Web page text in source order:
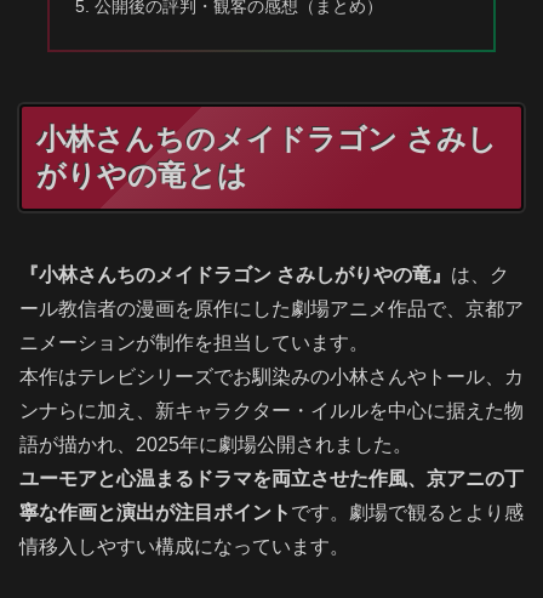
公開後の評判・観客の感想（まとめ）
小林さんちのメイドラゴン さみし
がりやの竜とは
『小林さんちのメイドラゴン さみしがりやの竜』 は、ク
ール教信者の漫画を原作にした劇場アニメ作品で、京都ア
ニメーションが制作を担当しています。
本作はテレビシリーズでお馴染みの小林さんやトール、カ
ンナらに加え、新キャラクター・イルルを中心に据えた物
語が描かれ、2025年に劇場公開されました。
ユーモアと心温まるドラマを両立させた作風、京アニの丁
寧な作画と演出が注目ポイント です。劇場で観るとより感
情移入しやすい構成になっています。